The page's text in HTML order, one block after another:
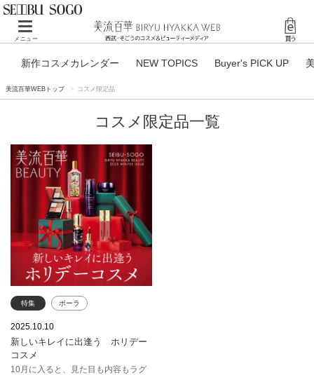
Toggle navigation
メニュー
新作コスメカレンダー NEW TOPICS Buyer's PICK UP
美流百華WEBトップ コスメ限定品
コスメ限定品一覧
特集 ポーラ
エスティ ローダー
クレ・ド・ポー ボーテ
コスメデコルテ ランコム
2025.10.10
新しいキレイに出逢う ホリデー
コスメ
10月に入ると、見た目も内容もラグ